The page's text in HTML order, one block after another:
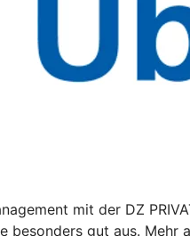
mit der DZ
besonders gut aus.